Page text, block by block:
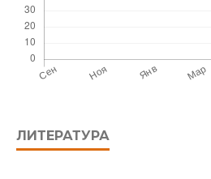
ЛИТЕРАТУРА